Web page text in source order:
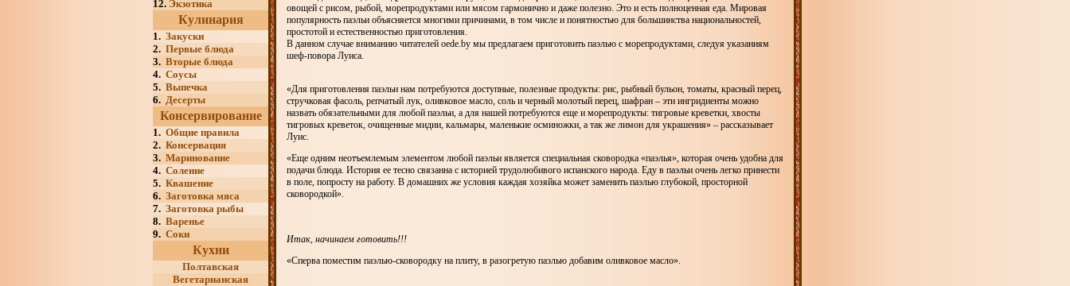
12. Экзотика
Кулинария
1. Закуски
2. Первые блюда
3. Вторые блюда
4. Соусы
5. Выпечка
6. Десерты
Консервирование
1. Общие правила
2. Консервация
3. Маринование
4. Соление
5. Квашение
6. Заготовка мяса
7. Заготовка рыбы
8. Варенье
9. Соки
Кухни
Полтавская
Вегетарианская
овощей с рисом, рыбой, морепродуктами или мясом гармонично и даже полезно. Это и есть полноценная еда. Мировая
популярность паэльи объясняется многими причинами, в том числе и понятностью для большинства национальностей,
простотой и естественностью приготовления.
В данном случае вниманию читателей oede.by мы предлагаем приготовить паэлью с морепродуктами, следуя указаниям
шеф-повора Луиса.
«Для приготовления паэльи нам потребуются доступные, полезные продукты: рис, рыбный бульон, томаты, красный перец,
стручковая фасоль, репчатый лук, оливковое масло, соль и черный молотый перец, шафран – эти ингридиенты можно
назвать обязательными для любой паэльи, а для нашей потребуются еще и морепродукты: тигровые креветки, хвосты
тигровых креветок, очищенные мидии, кальмары, маленькие осминожки, а так же лимон для украшения» – рассказывает
Луис.
«Еще одним неотъемлемым элементом любой паэльи является специальная сковородка «паэлья», которая очень удобна для
подачи блюда. История ее тесно связанна с историей трудолюбивого испанского народа. Еду в паэльи очень легко принести
в поле, попросту на работу. В домашних же условия каждая хозяйка может заменить паэлью глубокой, просторной
сковородкой».
Итак, начинаем готовить!!!
«Сперва поместим паэлью-сковородку на плиту, в разогретую паэлью добавим оливковое масло».